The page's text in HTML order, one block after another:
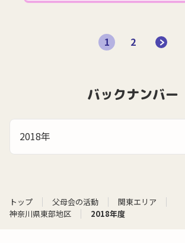
1 2
バックナンバー
2018年
トップ 父母会の活動
関東エリア
神奈川県東部地区
2018年度